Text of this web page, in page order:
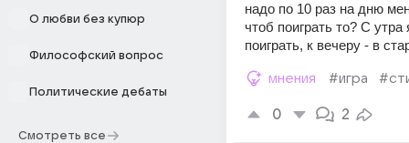
О любви без купюр
Философский вопрос
Политические дебаты
Смотреть все
надо по 10 раз на дню
чтоб поиграть то? С
поиграть, к вечеру - в
мнения #игра
0 2